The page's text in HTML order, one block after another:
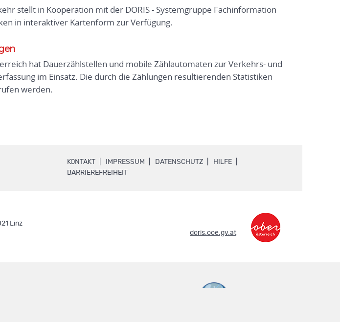
stellt in Kooperation mit der DORIS - Systemgruppe Fachinformation
in interaktiver Kartenform zur Verfügung.
hat Dauerzählstellen und mobile Zählautomaten zur Verkehrs- und
im Einsatz. Die durch die Zählungen resultierenden Statistiken
werden.
KONTAKT IMPRESSUM DATENSCHUTZ HILFE
BARRIEREFREIHEIT.
Linz
doris.ooe.gv.at.